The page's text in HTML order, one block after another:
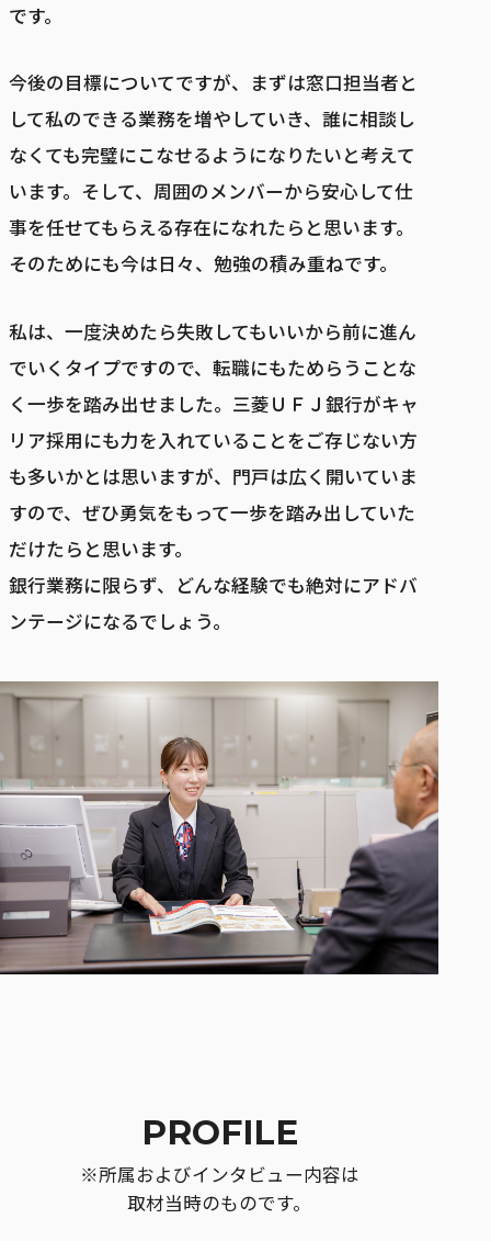
です。
今後の目標についてですが、まずは窓口担当者と
して私のできる業務を増やしていき、誰に相談し
なくても完璧にこなせるようになりたいと考えて
います。そして、周囲のメンバーから安心して仕
事を任せてもらえる存在になれたらと思います。
そのためにも今は日々、勉強の積み重ねです。
私は、一度決めたら失敗してもいいから前に進ん
でいくタイプですので、転職にもためらうことな
く一歩を踏み出せました。三菱ＵＦＪ銀行がキャ
リア採用にも力を入れていることをご存じない方
も多いかとは思いますが、門戸は広く開いていま
すので、ぜひ勇気をもって一歩を踏み出していた
だけたらと思います。
銀行業務に限らず、どんな経験でも絶対にアドバ
ンテージになるでしょう。
PROFILE
※所属およびインタビュー内容は
取材当時のものです。